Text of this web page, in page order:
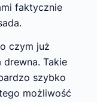
faktycznie
czym już
drewna. Takie
szybko
możliwość